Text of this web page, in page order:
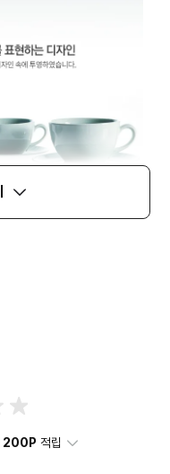
200P 적립